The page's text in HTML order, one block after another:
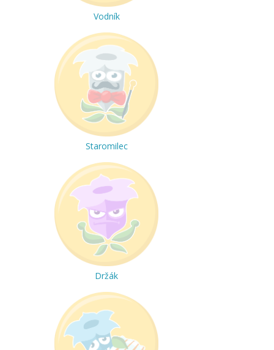
Vodník
Staromilec
Držák